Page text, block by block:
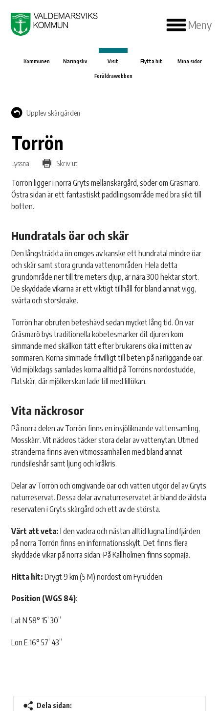
Meny
Kommunen Näringsliv Visit Flytta hit Mina sidor
Föräldrawebben
Upplev skärgården
Torrön
Lyssna Skriv ut
Torrön ligger i norra Gryts mellanskärgård, söder om Gräsmarö.
Östra sidan är ett fantastiskt paddlingsområde med bra sikt till
botten.
Hundratals öar och skär
Den långsträckta ön omges av kanske ett hundratal mindre öar
och skär samt stora grunda vattenområden. Hela detta
grundområde ner till tre meters djup, är nära 300 hektar stort.
De skyddade vikarna är ett viktigt tillhåll för bland annat vigg,
svärta och storskrake.
Torrön har obruten beteshävd sedan mycket lång tid. Ön var
Gräsmarö bys traditionella kobetesmarker dit djuren kom
simmande med skällkon tätt efter brukarens öka i mitten av
sommaren. Korna simmade frivilligt till beten på närliggande öar.
Vid mjölkdags samlades korna alltid på Torröns nordostudde,
Flatskär, där mjölkerskan lade till med lillökan.
Vita näckrosor
På norra delen av Torrön finns en insjöliknande vattensamling,
Mosskärr. Vit näckros täcker stora delar av vattenytan. Utmed
stränderna finns även vitmossamhällen med bland annat
rundsileshår samt ljung och kråkris.
Delar av Torrön och omgivande öar och vatten utgör del av Gryts
naturreservat. Dessa delar av naturreservatet är bland de äldsta
reservaten i Gryts skärgård och ett av de största.
Värt att veta:I den vackra och nästan alltid lugna Lindfjärden
på norra Torrön finns en informationsskylt. Det finns flera
skyddade vikar på norra sidan. På Källholmen finns sopmaja.
Hitta hit:Drygt 9 km (5 M) nordost om Fyrudden.
Position (WGS 84):
Lat N 58° 15’ 30”
Lon E 16° 57’ 43”
Dela sidan: